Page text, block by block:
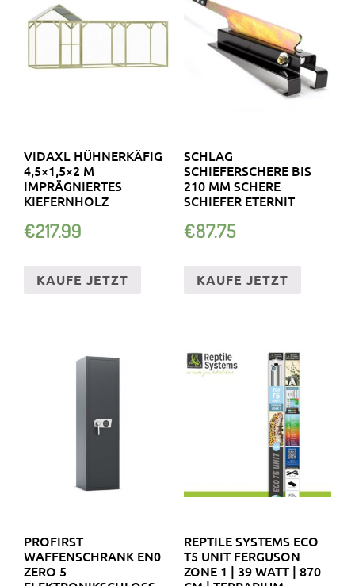
VIDAXL HÜHNERKÄFIG
4,5×1,5×2 M
IMPRÄGNIERTES
KIEFERNHOLZ
€217.99
KAUFE JETZT
SCHLAG
SCHIEFERSCHERE BIS
210 MM SCHERE
SCHIEFER ETERNIT
FASERZEMENT
DACHDECKER
€87.75
KAUFE JETZT
PROFIRST
WAFFENSCHRANK EN0
ZERO 5
REPTILE SYSTEMS ECO
T5 UNIT FERGUSON
ZONE 1 | 39 WATT | 870